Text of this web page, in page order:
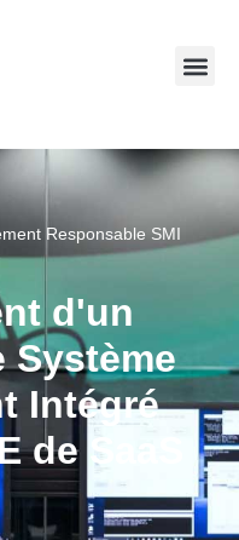
Responsable SMI
d'un
Système
Intégré
de SaaS